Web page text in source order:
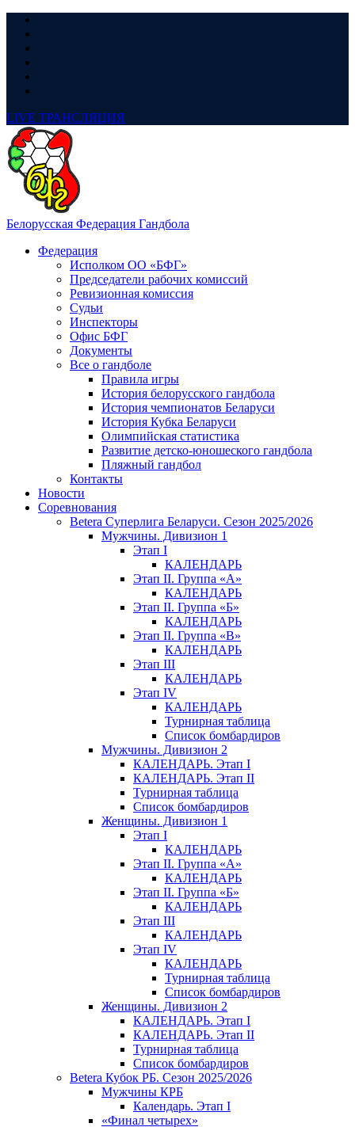
LIVE ТРАНСЛЯЦИЯ
Белорусская Федерация Гандбола
Федерация
Исполком ОО «БФГ»
Председатели рабочих комиссий
Ревизионная комиссия
Судьи
Инспекторы
Офис БФГ
Документы
Все о гандболе
Правила игры
История белорусского гандбола
История чемпионатов Беларуси
История Кубка Беларуси
Олимпийская статистика
Развитие детско-юношеского гандбола
Пляжный гандбол
Контакты
Новости
Соревнования
Betera Суперлига Беларуси. Сезон 2025/2026
Мужчины. Дивизион 1
Этап I
КАЛЕНДАРЬ
Этап II. Группа «А»
КАЛЕНДАРЬ
Этап II. Группа «Б»
КАЛЕНДАРЬ
Этап II. Группа «В»
КАЛЕНДАРЬ
Этап III
КАЛЕНДАРЬ
Этап IV
КАЛЕНДАРЬ
Турнирная таблица
Список бомбардиров
Мужчины. Дивизион 2
КАЛЕНДАРЬ. Этап I
КАЛЕНДАРЬ. Этап II
Турнирная таблица
Список бомбардиров
Женщины. Дивизион 1
Этап I
КАЛЕНДАРЬ
Этап II. Группа «А»
КАЛЕНДАРЬ
Этап II. Группа «Б»
КАЛЕНДАРЬ
Этап III
КАЛЕНДАРЬ
Этап IV
КАЛЕНДАРЬ
Турнирная таблица
Список бомбардиров
Женщины. Дивизион 2
КАЛЕНДАРЬ. Этап I
КАЛЕНДАРЬ. Этап II
Турнирная таблица
Список бомбардиров
Betera Кубок РБ. Сезон 2025/2026
Мужчины КРБ
Календарь. Этап I
«Финал четырех»